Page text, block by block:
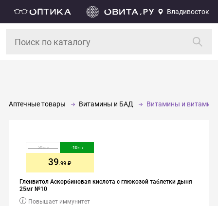
Владивосток
Аптечные товары Витамины и БАД Витамины и
Гленвитол Аскорбиновая кислота с глюкозой таблетки дыня
25мг №10
Повышает иммунитет
50.00 -10.01
39.99